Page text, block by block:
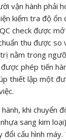
vận hành phải
kiểm tra độ ổn
check được
thu được
nằm trong
phép tiến
thiết lập một
khi chuyển
sang kim
cấu hình máy.